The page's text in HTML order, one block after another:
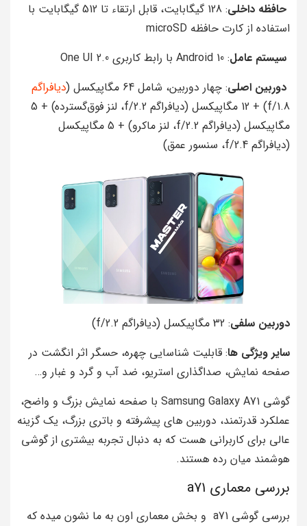
حافظه داخلی
: 128 گیگابایت، قابل ارتقاء تا 512 گیگابایت با
استفاده از کارت حافظه microSD
سیستم عامل: Android 10 با رابط کاربری One UI 2.0
دوربین اصلی: چهار دوربین، شامل 64 مگاپیکسل (
دیافراگم
f/1.8) + 12 مگاپیکسل (دیافراگم f/2.2، لنز فوق‌گسترده) + 5
مگاپیکسل (دیافراگم f/2.2، لنز ماکرو) + 5 مگاپیکسل
(دیافراگم f/2.4، سنسور عمق)
دوربین سلفی: 32 مگاپیکسل (دیافراگم f/2.2)
سایر ویژگی‌ ها: قابلیت شناسایی چهره، حسگر اثر انگشت در
صفحه نمایش، صداگذاری استریو، ضد آب و گرد و غبار و…
گوشی Samsung Galaxy A71 با صفحه نمایش بزرگ و واضح،
عملکرد قدرتمند، دوربین‌ های پیشرفته و باتری بزرگ، یک گزینه
عالی برای کاربرانی هست که به دنبال تجربه‌ بیشتری از گوشی
هوشمند میان رده هستند.
بررسی معماری a71
بررسی گوشی a71 و بخش معماری اون به ما نشون میده که